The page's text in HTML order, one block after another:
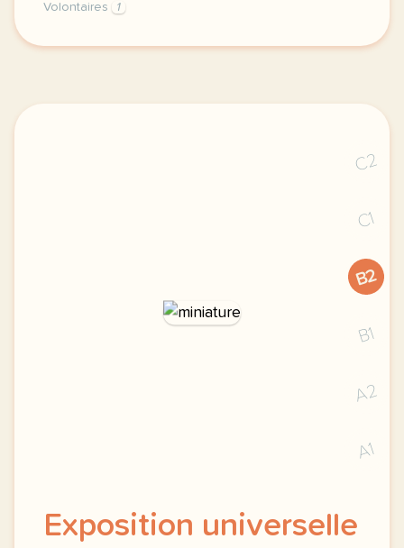
Volontaires
1
le respect de votre vie privee est une priorite
C2
C1
B2
B1
A2
A1
Exposition universelle